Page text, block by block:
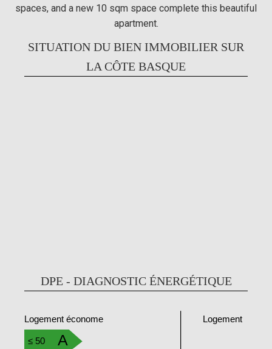
spaces, and a new 10 sqm space complete this beautiful
apartment.
SITUATION DU BIEN IMMOBILIER SUR
LA CÔTE BASQUE
DPE - DIAGNOSTIC ÉNERGÉTIQUE
A
Logement économe Logement
≤ 50